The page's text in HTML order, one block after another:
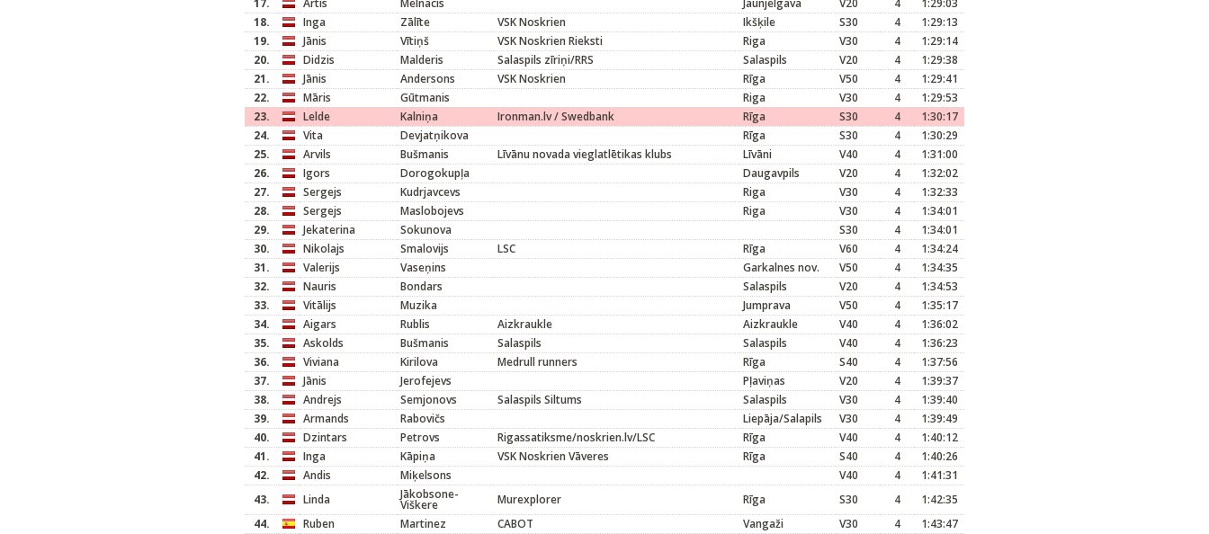
17.
Artis Melnacis Jaunjelgava V20 4
1:29:03
18.
Inga Zālīte VSK Noskrien Ikšķile S30 4
1:29:13
19.
Jānis Vītiņš VSK Noskrien Rieksti Riga V30 4
1:29:14
20.
Didzis Malderis Salaspils zīriņi/RRS Salaspils V20 4
1:29:38
21.
Jānis Andersons VSK Noskrien Rīga V50 4
1:29:41
22.
Māris Gūtmanis Riga V30 4
1:29:53
23.
Lelde Kalniņa Ironman.lv / Swedbank Rīga S30 4
1:30:17
24.
Vita Devjatņikova Rīga S30 4
1:30:29
25.
Arvils Bušmanis Līvānu novada vieglatlētikas klubs Līvāni V40 4
1:31:00
26.
Igors Dorogokupļa Daugavpils V20 4
1:32:02
27.
Sergejs Kudrjavcevs Riga V30 4
1:32:33
28.
Sergejs Maslobojevs Riga V30 4
1:34:01
29.
Jekaterina Sokunova S30 4
1:34:01
30.
Nikolajs Smalovijs LSC Rīga V60 4
1:34:24
31.
Valerijs Vaseņins Garkalnes nov. V50 4
1:34:35
32.
Nauris Bondars Salaspils V20 4
1:34:53
33.
Vitālijs Muzika Jumprava V50 4
1:35:17
34.
Aigars Rublis Aizkraukle Aizkraukle V40 4
1:36:02
35.
Askolds Bušmanis Salaspils Salaspils V40 4
1:36:23
36.
Viviana Kirilova Medrull runners Rīga S40 4
1:37:56
37.
Jānis Jerofejevs Pļaviņas V20 4
1:39:37
38.
Andrejs Semjonovs Salaspils Siltums Salaspils V30 4
1:39:40
39.
Armands Rabovičs Liepāja/Salapils V30 4
1:39:49
40.
Dzintars Petrovs Rigassatiksme/noskrien.lv/LSC Rīga V40 4
1:40:12
41.
Inga Kāpiņa VSK Noskrien Vāveres Rīga S40 4
1:40:26
42.
Andis Miķelsons V40 4
1:41:31
43.
Linda Jākobsone-
Viškere Murexplorer Rīga S30 4
1:42:35
44.
Ruben Martinez CABOT Vangaži V30 4
1:43:47